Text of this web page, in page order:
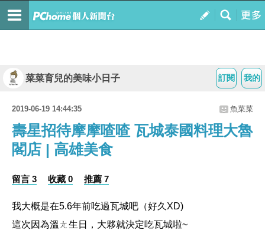
我的
訂閱
菜菜育兒的美味小日子
2019-06-19 14:44:35 魚菜菜
壽星招待摩摩喳喳 瓦城泰國料理大魯
閣店 | 高雄美食
留言 3 收藏 0 推薦 7
我大概是在5.6年前吃過瓦城吧（好久XD)
這次因為溫ㄤ生日，大夥就決定吃瓦城啦~